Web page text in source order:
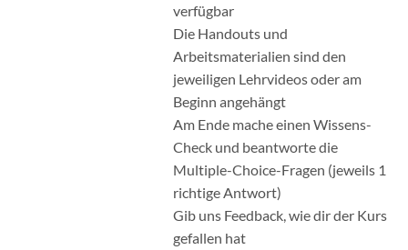
verfügbar
Die Handouts und
Arbeitsmaterialien sind den
jeweiligen Lehrvideos oder am
Beginn angehängt
Am Ende mache einen Wissens-
Check und beantworte die
Multiple-Choice-Fragen (jeweils 1
richtige Antwort)
Gib uns Feedback, wie dir der Kurs
gefallen hat